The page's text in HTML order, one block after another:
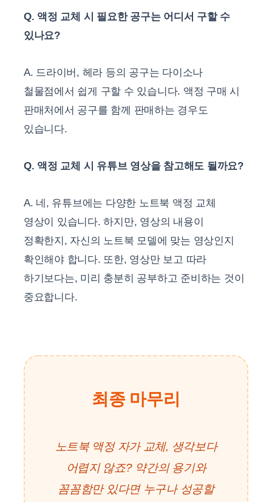
Q. 액정 교체 시 필요한 공구는 어디서 구할 수
있나요?
A. 드라이버, 헤라 등의 공구는 다이소나
철물점에서 쉽게 구할 수 있습니다. 액정 구매 시
판매처에서 공구를 함께 판매하는 경우도
있습니다.
Q. 액정 교체 시 유튜브 영상을 참고해도 될까요?
A. 네, 유튜브에는 다양한 노트북 액정 교체
영상이 있습니다. 하지만, 영상의 내용이
정확한지, 자신의 노트북 모델에 맞는 영상인지
확인해야 합니다. 또한, 영상만 보고 따라
하기보다는, 미리 충분히 공부하고 준비하는 것이
중요합니다.
최종 마무리
노트북 액정 자가 교체, 생각보다
어렵지 않죠? 약간의 용기와
꼼꼼함만 있다면 누구나 성공할